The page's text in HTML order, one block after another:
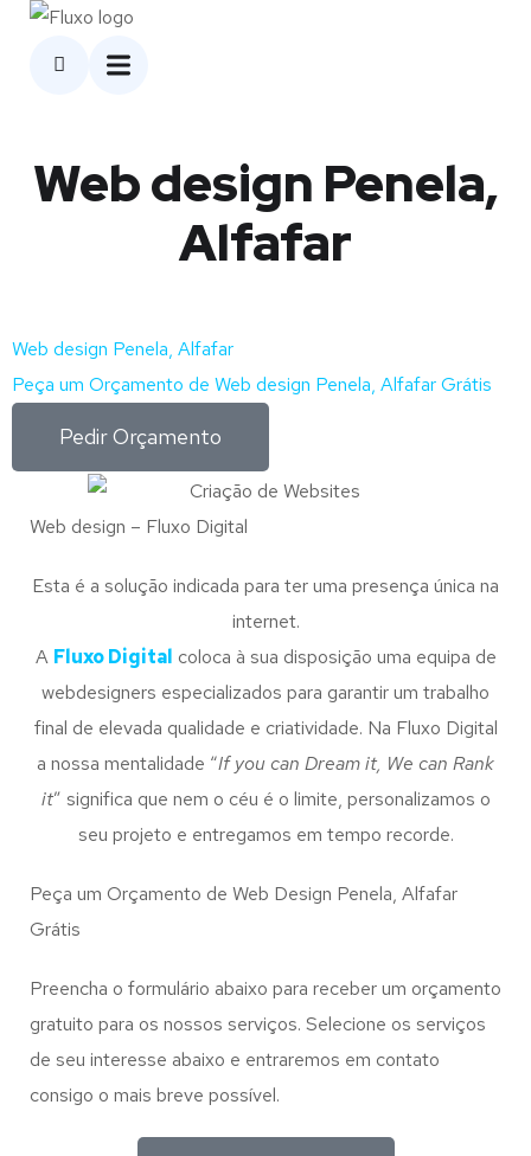
Web design Penela,
Alfafar
Web design Penela, Alfafar
Peça um Orçamento de Web design Penela, Alfafar Grátis
Pedir Orçamento
Web design – Fluxo Digital
Esta é a solução indicada para ter uma presença única na
internet.
A Fluxo Digital coloca à sua disposição uma equipa de
webdesigners especializados para garantir um trabalho
final de elevada qualidade e criatividade. Na Fluxo Digital
a nossa mentalidade “If you can Dream it, We can Rank
it” significa que nem o céu é o limite, personalizamos o
seu projeto e entregamos em tempo recorde.
Peça um Orçamento de Web Design Penela, Alfafar
Grátis
Preencha o formulário abaixo para receber um orçamento
gratuito para os nossos serviços. Selecione os serviços
de seu interesse abaixo e entraremos em contato
consigo o mais breve possível.